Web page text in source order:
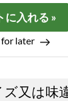
に入れる »
for later
又は味